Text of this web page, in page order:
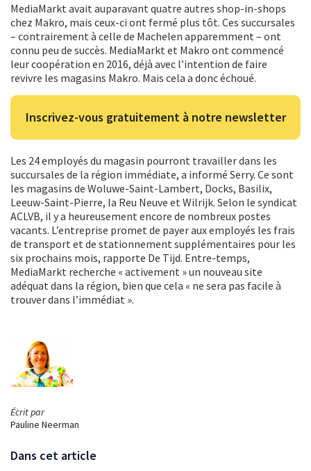
Écrit par
Pauline Neerman
Dans cet article
MediaMarkt avait auparavant quatre autres shop-in-shops
chez Makro, mais ceux-ci ont fermé plus tôt. Ces succursales
– contrairement à celle de Machelen apparemment – ont
connu peu de succès. MediaMarkt et Makro ont commencé
leur coopération en 2016, déjà avec l’intention de faire
revivre les magasins Makro. Mais cela a donc échoué.
Inscrivez-vous gratuitement à notre newsletter
Les 24 employés du magasin pourront travailler dans les
succursales de la région immédiate, a informé Serry. Ce sont
les magasins de Woluwe-Saint-Lambert, Docks, Basilix,
Leeuw-Saint-Pierre, la Reu Neuve et Wilrijk. Selon le syndicat
ACLVB, il y a heureusement encore de nombreux postes
vacants. L’entreprise promet de payer aux employés les frais
de transport et de stationnement supplémentaires pour les
six prochains mois, rapporte De Tijd. Entre-temps,
MediaMarkt recherche « activement » un nouveau site
adéquat dans la région, bien que cela « ne sera pas facile à
trouver dans l’immédiat ».